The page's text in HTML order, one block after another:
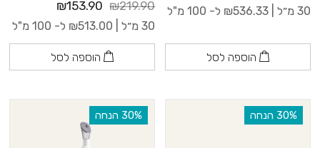
30 מ״ל | ₪536.33 ל- 100 מ"ל
הוספה לסל
₪219.90
₪153.90
30 מ״ל | ₪513.00 ל- 100 מ"ל
הוספה לסל
‫30% הנחה ‫30% הנחה